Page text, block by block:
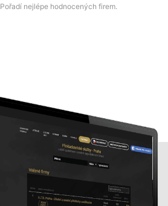
Pořadí nejlépe hodnocených firem.